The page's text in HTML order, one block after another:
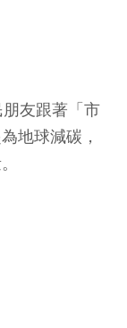
友跟著「市
地球減碳，